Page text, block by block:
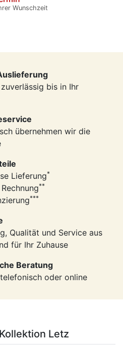
Wunschzeit
bis in Ihr
übernehmen wir die
Lieferung*
**
***
Qualität und Service aus
für Ihr Zuhause
Beratung
oder online
Letz